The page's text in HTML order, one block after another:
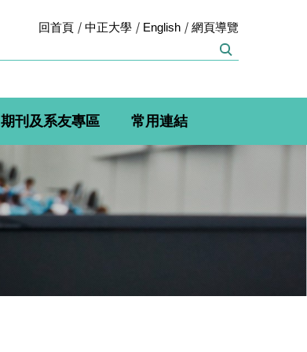
回首頁 中正大學 English 網頁導覽
期刊及系友專區 常用連結